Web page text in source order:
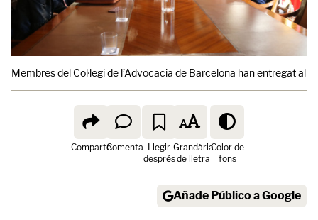
Membres del Col·legi de l’Advocacia de Barcelona han entregat
ComparteComenta Llegir
després
Grandària
de lletra
Color de
fons
Añade Público a Google